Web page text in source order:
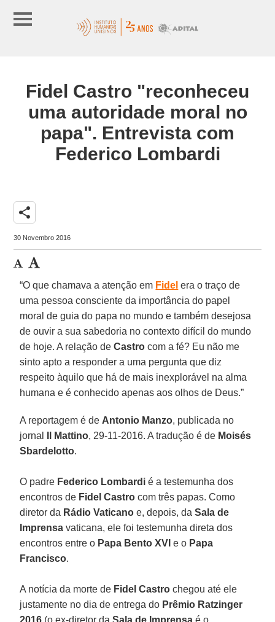
Fidel Castro "reconheceu
uma autoridade moral no
papa". Entrevista com
Federico Lombardi
share
30 Novembro 2016
“O que chamava a atenção em Fidel era o traço de
uma pessoa consciente da importância do papel
moral de guia do papa no mundo e também desejosa
de ouvir a sua sabedoria no contexto difícil do mundo
de hoje. A relação deCastro com a fé? Eu não me
sinto apto a responder a uma pergunta que diz
respeito àquilo que há de mais inexplorável na alma
humana e é conhecido apenas aos olhos de Deus.”
A reportagem é de Antonio Manzo, publicada no
jornal
Il Mattino, 29-11-2016. A tradução é de Moisés
Sbardelotto.
O padre Federico Lombardi é a testemunha dos
encontros de Fidel Castro com três papas. Como
diretor da Rádio Vaticanoe, depois, daSala de
Imprensa vaticana, ele foi testemunha direta dos
encontros entre o Papa Bento XVI e o Papa
Francisco.
A notícia da morte de Fidel Castro chegou até ele
justamente no dia de entrega do Prêmio Ratzinger
2016 (o ex-diretor daSala de Imprensa é o